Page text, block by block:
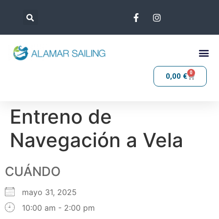
0,00 € 0
Entreno de
Navegación a Vela
CUÁNDO
mayo 31, 2025
10:00 am - 2:00 pm